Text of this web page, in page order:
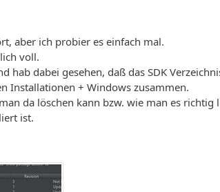
aber ich probier es einfach mal.
voll.
dabei gesehen, daß das SDK
Installationen + Windows zusammen.
da löschen kann bzw. wie man es
ist.